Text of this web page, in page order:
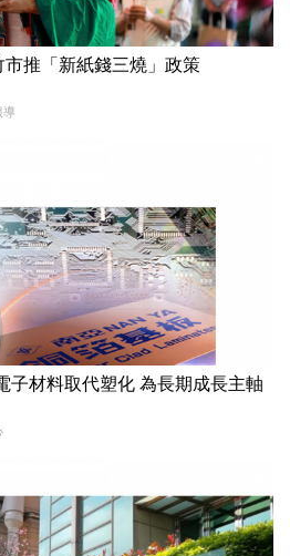
推「新紙錢三燒」政策
導
子材料取代塑化 為長期成長主軸